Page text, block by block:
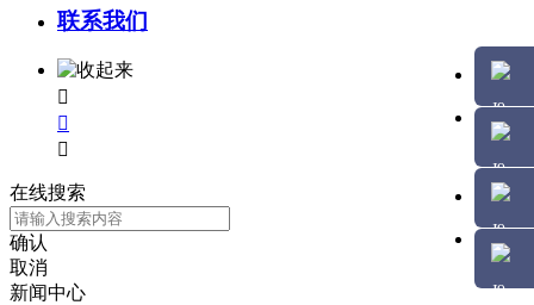
联系我们



在线搜索
确认
取消
新闻中心